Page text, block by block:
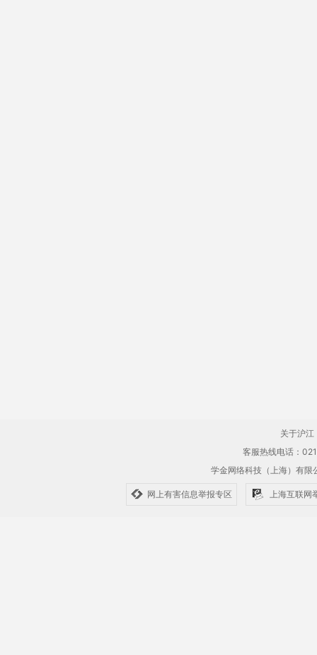
关于沪江
客服热线电话：
学金网络科技（上海）有
网上有害信息举报专区 上海互联网